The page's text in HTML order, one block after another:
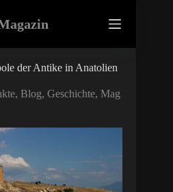
der Antike in Anatolien
, Blog, Geschichte, Mag